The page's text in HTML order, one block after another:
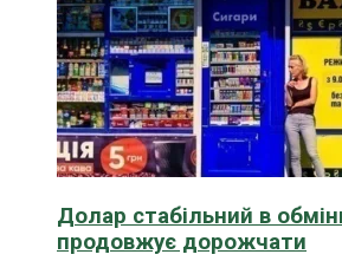
Долар стабільний в
продовжує дорожчати